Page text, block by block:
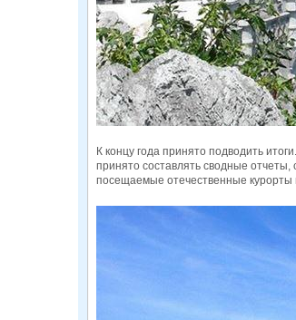
К концу года принято подводить
принято составлять сводные
посещаемые отечественные курорты